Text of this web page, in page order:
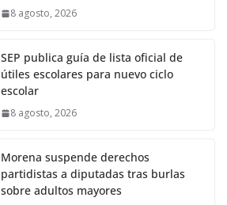
8 agosto, 2026
SEP publica guía de lista oficial de
útiles escolares para nuevo ciclo
escolar
8 agosto, 2026
Morena suspende derechos
partidistas a diputadas tras burlas
sobre adultos mayores